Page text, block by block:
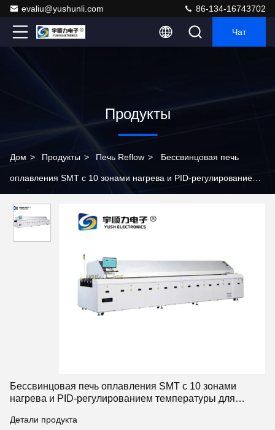
evaliu@yushunli.com 86-134-16743702
Чат
Продукты
Дом > Продукты > Печь Reflow > Бессвинцовая печь
оплавления SMT с 10 зонами нагрева и PID-регулированием
Бессвинцовая печь оплавления SMT с 10 зонами
нагрева и PID-регулированием температуры для
Детали продукта